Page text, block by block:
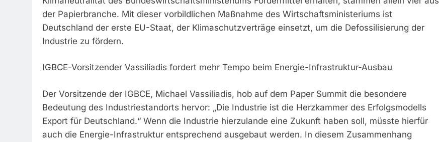
der Papierbranche. Mit dieser vorbildlichen Maßnahme des Wirtschaftsministeriums ist
Deutschland der erste EU-Staat, der Klimaschutzverträge einsetzt, um die Defossilisierung der
Industrie zu fördern.
IGBCE-Vorsitzender Vassiliadis fordert mehr Tempo beim Energie-Infrastruktur-Ausbau
Der Vorsitzende der IGBCE, Michael Vassiliadis, hob auf dem Paper Summit die besondere
Bedeutung des Industriestandorts hervor: „Die Industrie ist die Herzkammer des Erfolgsmodells
Export für Deutschland.“ Wenn die Industrie hierzulande eine Zukunft haben soll, müsste hierfür
auch die Energie-Infrastruktur entsprechend ausgebaut werden. In diesem Zusammenhang